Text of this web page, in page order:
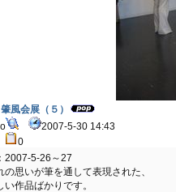
風会展（５）
2007-5-30 14:43
0
2007-5-26～27
の思いが筆を通して表現された、
い作品ばかりです。